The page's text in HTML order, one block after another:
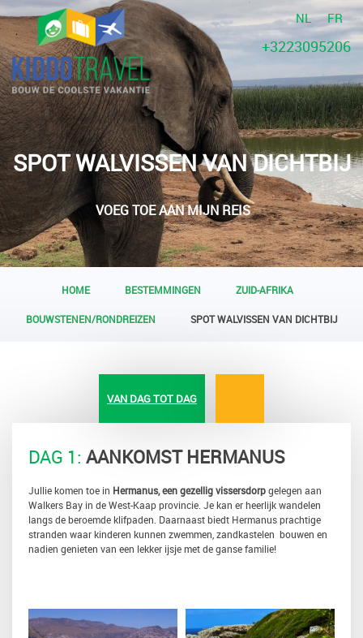
NL FR
+3223095206
SPOT WALVISSEN VAN DICHTBIJ
VOEG TOE AAN MIJN REIS
HOME BESTEMMINGEN ZUID-AFRIKA
BOUWSTENEN/RONDREIZEN SPOT WALVISSEN VAN DICHTBIJ
VAN DAG TOT DAG
DAG 1: AANKOMST HERMANUS
Jullie komen toe in Hermanus, een gezellig vissersdorpgelegen aan
Walkers Bay in de West-Kaap provincie. Je kan er heerlijk wandelen
langs de beroemde klifpaden. Daarnaast biedt Hermanus prachtige
stranden waar kinderen kunnen zwemmen, zandkastelen bouwen en
nadien genieten van een lekker ijsje met de ganse familie!